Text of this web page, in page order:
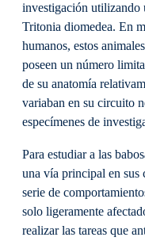
investigación utilizando
Tritonia diomedea. En
humanos, estos
poseen un número
de su anatomía
variaban en su circuito
especímenes de
Para estudiar a las
una vía principal en sus
serie de
solo ligeramente
realizar las tareas que